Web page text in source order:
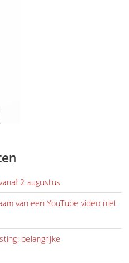
2 augustus
van een YouTube video niet
belangrijke